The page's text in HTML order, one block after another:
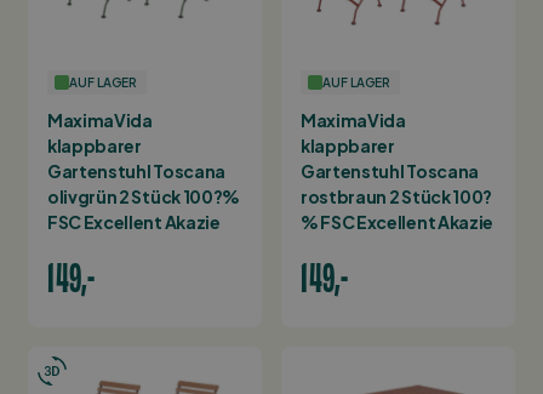
AUF LAGER
MaximaVida
klappbarer
Gartenstuhl Toscana
olivgrün 2 Stück 100?%
FSC Excellent Akazie
149,-
AUF LAGER
MaximaVida
klappbarer
Gartenstuhl Toscana
rostbraun 2 Stück 100?
% FSC Excellent Akazie
149,-